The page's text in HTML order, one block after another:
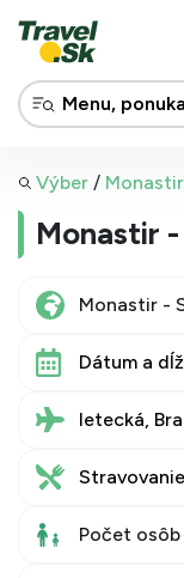
Výber /
Monastir -
Kantaoui,
Dátum a
letecká,
Stravovanie
Počet osôb